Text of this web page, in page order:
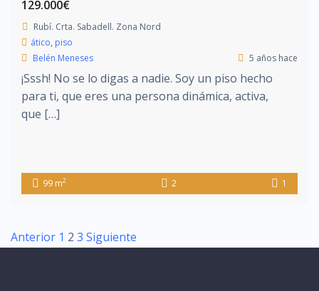
129.000€
Rubí. Crta. Sabadell. Zona Nord
ático, piso
Belén Meneses
5 años hace
¡Sssh! No se lo digas a nadie. Soy un piso hecho
para ti, que eres una persona dinámica, activa,
que […]
99 m2 2 1
Anterior 1 2 3 Siguiente